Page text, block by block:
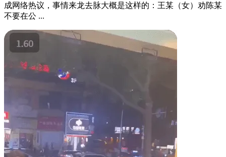
成网络热议，事情来龙去脉大概是这样的：王某（女）劝陈某
不要在公 ...